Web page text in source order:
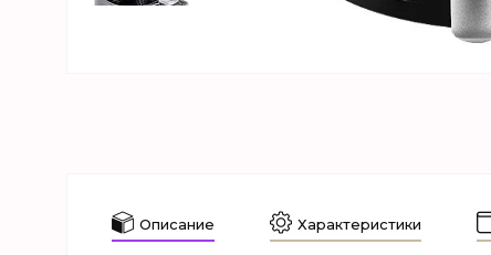
Описание Характеристики